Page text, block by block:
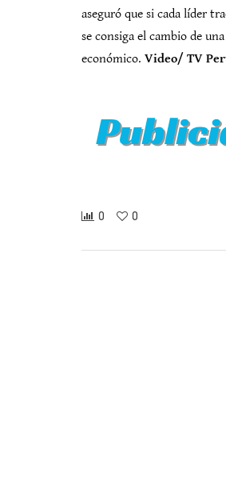
aseguró que si cada líder
se consiga el cambio de
económico. Video/ TV
0 0